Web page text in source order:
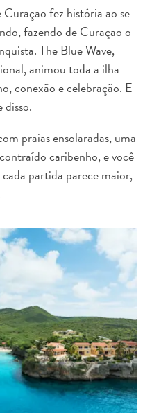
fez história ao se
fazendo de Curaçao o
The Blue Wave,
animou toda a ilha
conexão e celebração. E
praias ensolaradas, uma
caribenho, e você
partida parece maior,